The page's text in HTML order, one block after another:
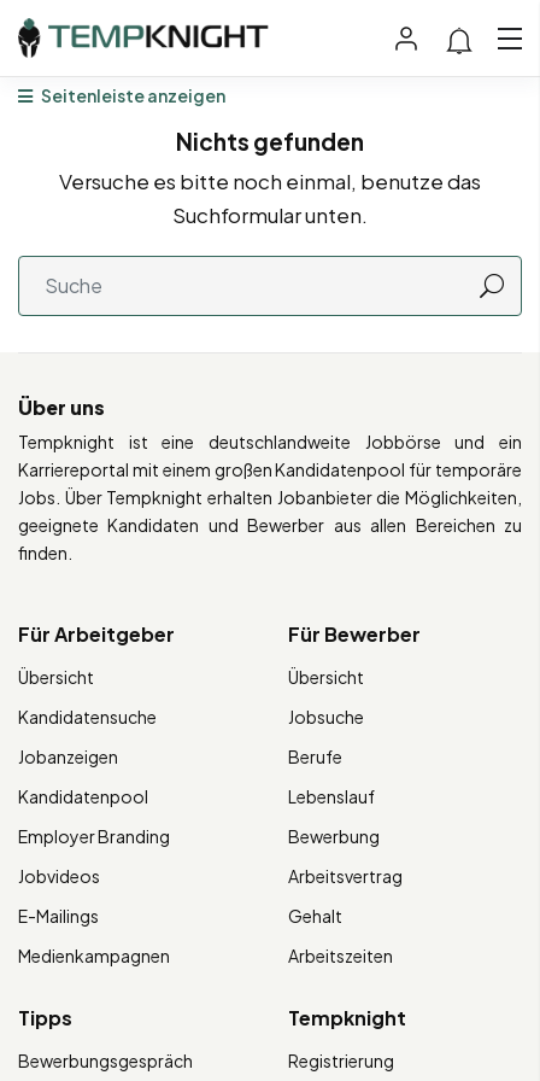
Seitenleiste anzeigen
Nichts gefunden
Versuche es bitte noch einmal, benutze das
Suchformular unten.
Über uns
Tempknight ist eine deutschlandweite Jobbörse und ein
Karriereportal mit einem großen Kandidatenpool für temporäre
Jobs. Über Tempknight erhalten Jobanbieter die Möglichkeiten,
geeignete Kandidaten und Bewerber aus allen Bereichen zu
finden.
Für Arbeitgeber
Übersicht
Kandidatensuche
Jobanzeigen
Kandidatenpool
Employer Branding
Jobvideos
E-Mailings
Medienkampagnen
Für Bewerber
Übersicht
Jobsuche
Berufe
Lebenslauf
Bewerbung
Arbeitsvertrag
Gehalt
Arbeitszeiten
Tipps
Bewerbungsgespräch
Tempknight
Registrierung